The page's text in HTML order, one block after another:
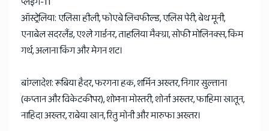
ऑस्ट्रेलिया: एलिसा हीली, फोएबे लिचफील्ड, एलिस पेरी, बेथ मूनी,
एनाबेल सदरलैंड, एश्ले गार्डनर, ताहलिया मैक्ग्रा, सोफी मोलिनक्स, किम
गर्थ, अलाना किंग और मेगन शट।
बांग्लादेश: रूबिया हैदर, फरगना हक, शर्मिन अख्तर, निगार सुल्ताना
(कप्तान और विकेटकीपर), शोभना मोस्तरी, शोर्ना अख्तर, फाहिमा खातून,
नाहिदा अख्तर, राबेया खान, रितु मोनी और मारुफा अख्तर।